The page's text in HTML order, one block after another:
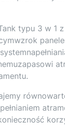
typu 3 w 1